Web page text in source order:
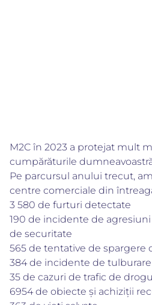
M2C în 2023 a protejat mult
cumpărăturile
Pe parcursul anului trecut,
centre comerciale din
3 580 de furturi detectate
190 de incidente de
de securitate
565 de tentative de spargere
384 de incidente de
35 de cazuri de trafic de
6954 de obiecte și achiziții